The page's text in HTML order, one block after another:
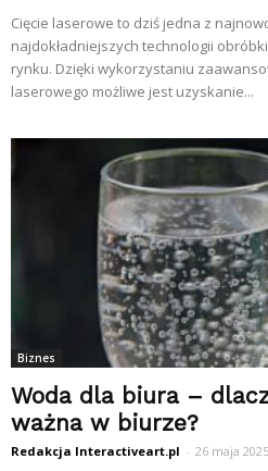
Cięcie laserowe to dziś jedna z
najdokładniejszych technologii
rynku. Dzięki wykorzystaniu
laserowego możliwe jest uzyskanie...
Biznes
Woda dla biura –
ważna w biurze?
Redakcja Interactiveart.pl - 26 maja 2025